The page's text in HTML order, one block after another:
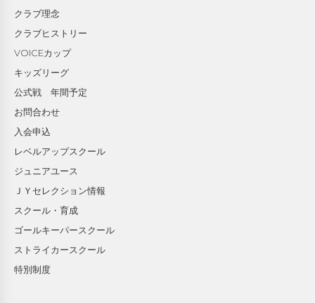
クラブ理念
クラブヒストリー
VOICEカップ
キッズリーグ
公式戦 年間予定
お問合わせ
入会申込
レベルアップスクール
ジュニアユース
ＪＹセレクション情報
スクール・育成
ゴールキーパースクール
ストライカースクール
特別制度